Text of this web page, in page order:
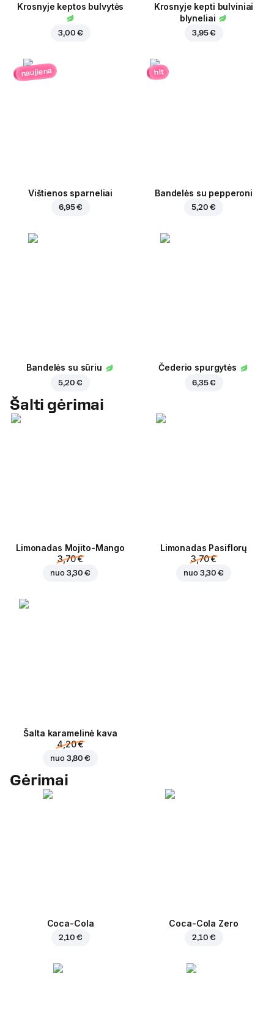
Krosnyje keptos bulvytės
3,00 €
Krosnyje kepti bulviniai
blyneliai
3,95 €
naujiena
Vištienos sparneliai
6,95 €
hit
Bandelės su pepperoni
5,20 €
Bandelės su sūriu
5,20 €
Čederio spurgytės
6,35 €
Šalti gėrimai
Limonadas Mojito-Mango
3,70 €
nuo 3,30 €
Limonadas Pasiflorų
3,70 €
nuo 3,30 €
Šalta karamelinė kava
4,20 €
nuo 3,80 €
Gėrimai
Coca-Cola
2,10 €
Coca-Cola Zero
2,10 €